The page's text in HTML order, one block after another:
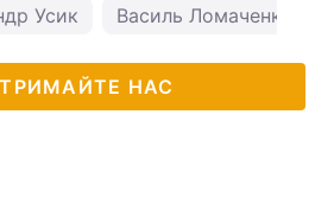
Усик Василь Ломаченко
НАС